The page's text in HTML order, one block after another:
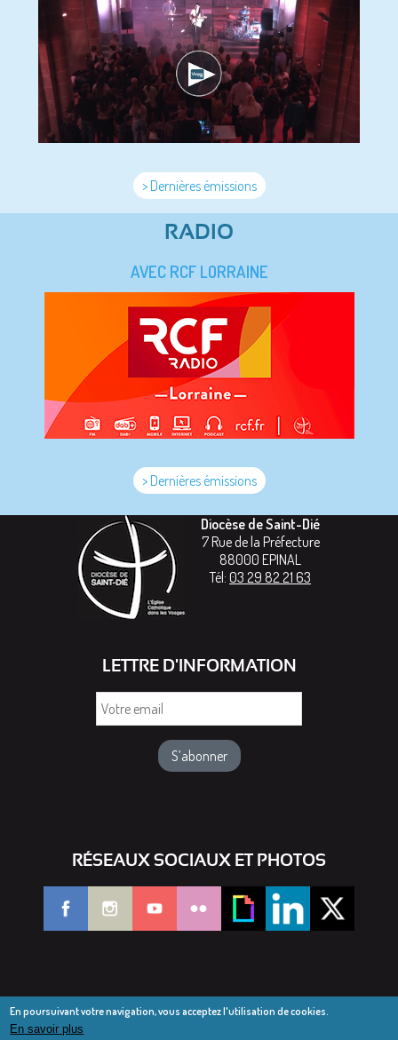
> Dernières émissions
RADIO
AVEC RCF LORRAINE
> Dernières émissions
Diocèse de Saint-Dié
7 Rue de la Préfecture
88000 EPINAL
Tél: 03 29 82 21 63
LETTRE D'INFORMATION
RÉSEAUX SOCIAUX ET PHOTOS
En poursuivant votre navigation, vous acceptez l'utilisation de cookies.
En savoir plus